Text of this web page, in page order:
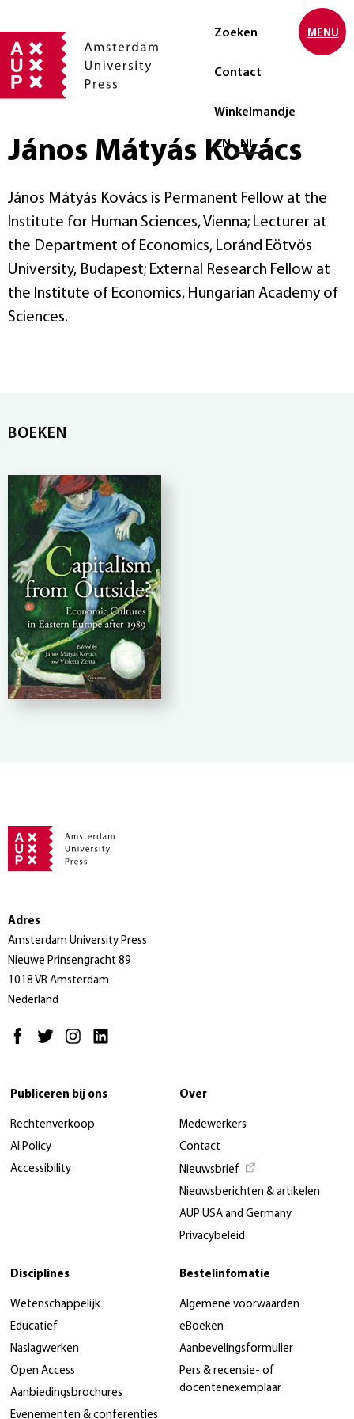
Zoeken
Contact
Winkelmandje
Selecteer taal
EN NL
MENU
János Mátyás Kovács
János Mátyás Kovács is Permanent Fellow at the
Institute for Human Sciences, Vienna; Lecturer at
the Department of Economics, Loránd Eötvös
University, Budapest; External Research Fellow at
the Institute of Economics, Hungarian Academy of
Sciences.
BOEKEN
Adres
Amsterdam University Press
Nieuwe Prinsengracht 89
1018 VR Amsterdam
Nederland
Publiceren bij ons
Rechtenverkoop
AI Policy
Accessibility
Over
Medewerkers
Contact
Nieuwsbrief
Nieuwsberichten & artikelen
AUP USA and Germany
Privacybeleid
Disciplines
Wetenschappelijk
Educatief
Naslagwerken
Open Access
Aanbiedingsbrochures
Evenementen & conferenties
Bestelinfomatie
Algemene voorwaarden
eBoeken
Aanbevelingsformulier
Pers & recensie- of
docentenexemplaar